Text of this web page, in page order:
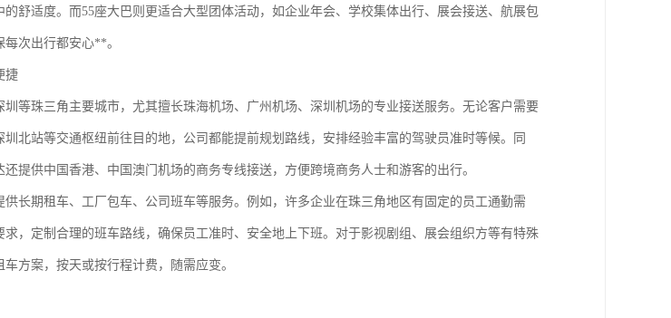
舒适度。而55座大巴则更适合大型团体活动，如企业年会、学校集体出行、展会接送、航展包
次出行都安心**。
捷
等珠三角主要城市，尤其擅长珠海机场、广州机场、深圳机场的专业接送服务。无论客户需要
北站等交通枢纽前往目的地，公司都能提前规划路线，安排经验丰富的驾驶员准时等候。同
提供中国香港、中国澳门机场的商务专线接送，方便跨境商务人士和游客的出行。
长期租车、工厂包车、公司班车等服务。例如，许多企业在珠三角地区有固定的员工通勤需
，定制合理的班车路线，确保员工准时、安全地上下班。对于影视剧组、展会组织方等有特殊
方案，按天或按行程计费，随需应变。